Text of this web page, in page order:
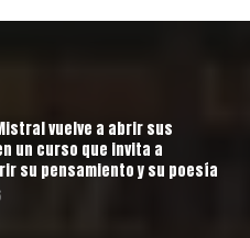
vuelve a abrir sus
un curso que invita a
su pensamiento y su poesía